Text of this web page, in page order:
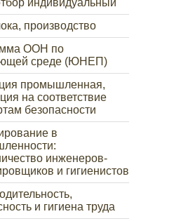
индивидуальный
производство
ООН по
среде (ЮНЕП)
промышленная,
на соответствие
безопасности
в
инженеров-
и гигиенистов
и гигиена труда